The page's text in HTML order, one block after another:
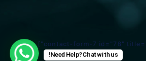
Need Help? Chat with us!